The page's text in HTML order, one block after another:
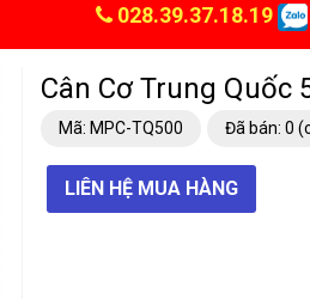
028.39.37.18.19
Cân Cơ Trung Quốc
Mã: MPC-TQ500 Đã bán: 0
LIÊN HỆ MUA HÀNG